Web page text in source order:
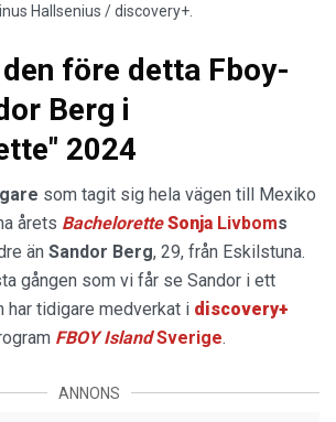
Hallsenius / discovery+.
före detta Fboy-
Berg i
2024
som tagit sig hela vägen till Mexiko
årets Bachelorette Sonja Livboms
än Sandor Berg, 29, från Eskilstuna.
gången som vi får se Sandor i ett
har tidigare medverkat i discovery+
FBOY IslandSverige.
ANNONS